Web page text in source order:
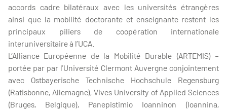
accords cadre bilatéraux avec les universités étrangères
ainsi que la mobilité doctorante et enseignante restent les
principaux piliers de coopération internationale
interuniversitaire à l’UCA.
L’Alliance Européenne de la Mobilité Durable (ARTEMIS) –
portée par par l’Université Clermont Auvergne conjointement
avec Ostbayerische Technische Hochschule Regensburg
(Ratisbonne, Allemagne), Vives University of Applied Sciences
(Bruges, Belgique), Panepistimio Ioanninon (Ioannina,